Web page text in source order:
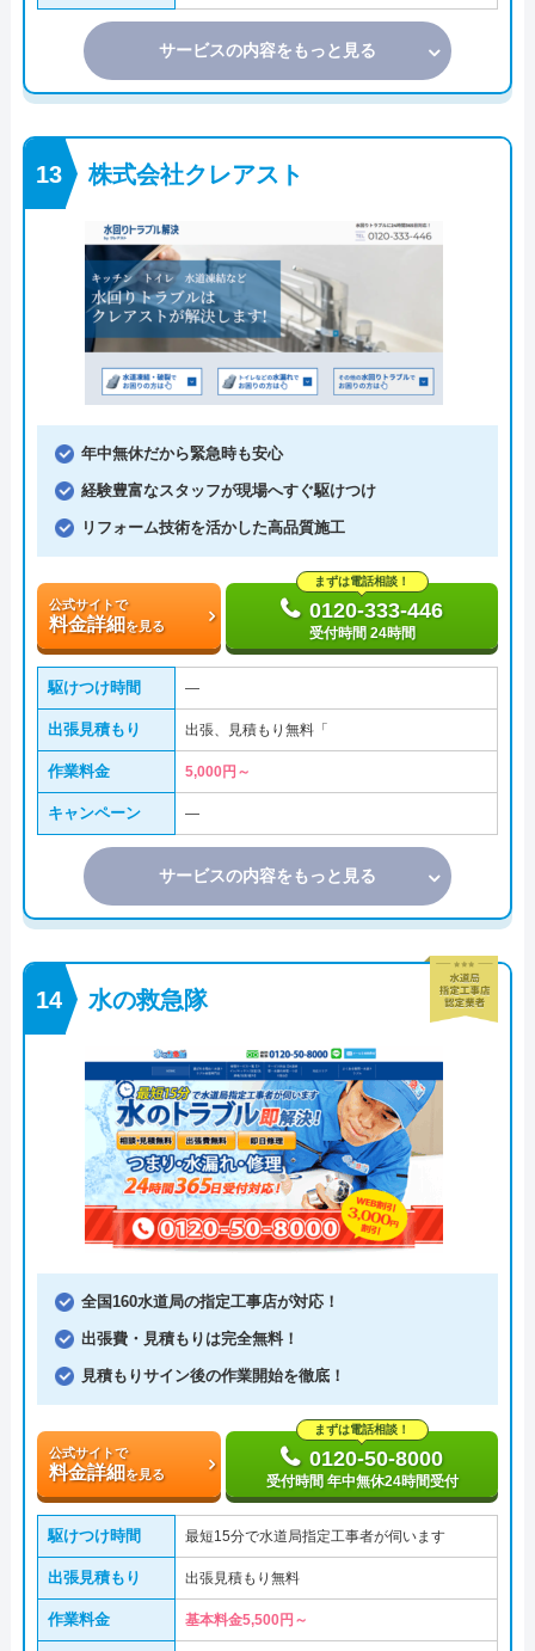
サービスの内容をもっと見る
株式会社クレアスト
年中無休だから緊急時も安心
経験豊富なスタッフが現場へすぐ駆けつけ
リフォーム技術を活かした高品質施工
公式サイトで
料金詳細を見る
まずは電話相談！
0120-333-446
受付時間 24時間
駆けつけ時間 ―
出張見積もり 出張、見積もり無料「
作業料金 5,000円～
キャンペーン ―
サービスの内容をもっと見る
水の救急隊
全国160水道局の指定工事店が対応！
出張費・見積もりは完全無料！
見積もりサイン後の作業開始を徹底！
公式サイトで
料金詳細を見る
まずは電話相談！
0120-50-8000
受付時間 年中無休24時間受付
駆けつけ時間 最短15分で水道局指定工事者が伺います
出張見積もり 出張見積もり無料
作業料金 基本料金5,500円～